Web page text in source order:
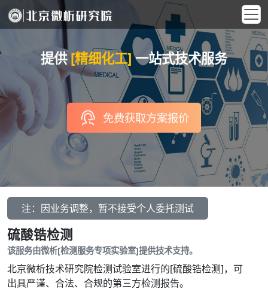
提供[精细化工]一站式技术服务
免费获取方案报价
注：因业务调整，暂不接受个人委托测试
硫酸锆检测
该服务由微析[检测服务专项实验室]提供技术支持。
北京微析技术研究院检测试验室进行的[硫酸锆检测]，可
出具严谨、合法、合规的第三方检测报告。